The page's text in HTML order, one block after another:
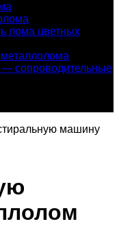
лома цветных
сопроводительные
машину